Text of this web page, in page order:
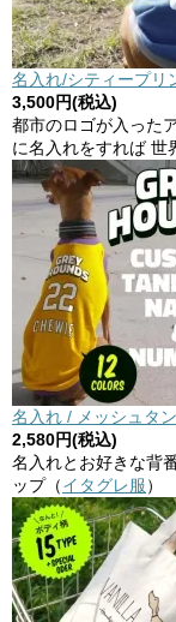
名入れ/シティープリ
3,500円(税込)
都市のロゴが入った
に名入れをすれば 世
名入れ / メッシュタ
2,580円(税込)
名入れとお好きな背
ップ（イタグレ服）